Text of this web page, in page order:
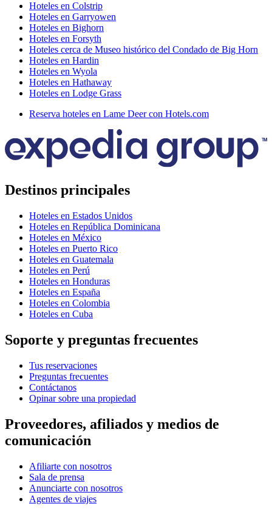
Hoteles en Colstrip
Hoteles en Garryowen
Hoteles en Bighorn
Hoteles en Forsyth
Hoteles cerca de Museo histórico del Condado de Big Horn
Hoteles en Hardin
Hoteles en Wyola
Hoteles en Hathaway
Hoteles en Lodge Grass
Reserva hoteles en Lame Deer con Hotels.com
Destinos principales
Hoteles en Estados Unidos
Hoteles en República Dominicana
Hoteles en México
Hoteles en Puerto Rico
Hoteles en Guatemala
Hoteles en Perú
Hoteles en Honduras
Hoteles en España
Hoteles en Colombia
Hoteles en Cuba
Soporte y preguntas frecuentes
Tus reservaciones
Preguntas frecuentes
Contáctanos
Opinar sobre una propiedad
Proveedores, afiliados y medios de
comunicación
Afiliarte con nosotros
Sala de prensa
Anunciarte con nosotros
Agentes de viajes